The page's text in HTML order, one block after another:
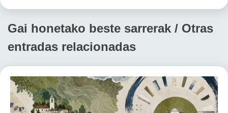
Gai honetako beste sarrerak / Otras
entradas relacionadas